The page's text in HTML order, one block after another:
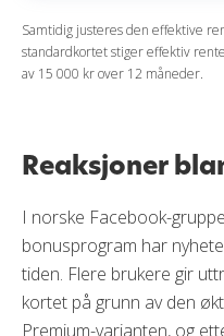
Samtidig justeres den effektive
standardkortet stiger effektiv
av 15 000 kr over 12 måneder.
Reaksjoner
I norske Facebook-
bonusprogram har
tiden. Flere brukere gir
kortet på grunn av den
Premium-varianten, og